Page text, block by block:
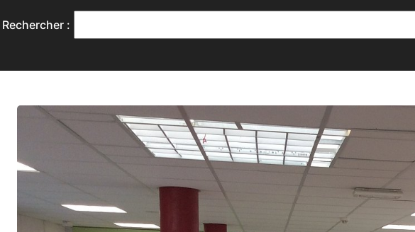
[()]
Rechercher :